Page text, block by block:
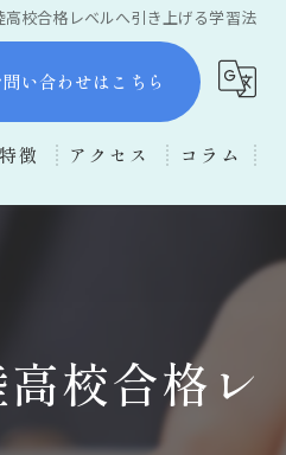
校合格レベルへ引き上げる学習法
い合わせはこちら
徴
塾
アクセス コラム
校合格レ